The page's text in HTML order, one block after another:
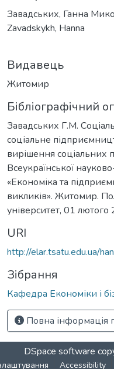
Завадських, Ганна
Zavadskykh, Hanna
Видавець
Житомир
Бібліографічний
Завадських Г.М.
соціальне
вирішення соціальних
Всеукраїнської
«Економіка та
викликів». Житомир.
університет, 01
URI
http://elar.tsatu.edu.ua/
Зібрання
Кафедра Економіки і
Повна інформація
DSpace software
Accessibility